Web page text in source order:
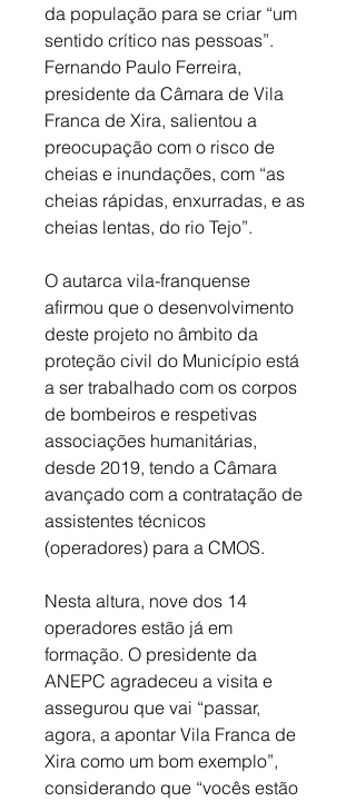
da população para se criar “um
sentido crítico nas pessoas”.
Fernando Paulo Ferreira,
presidente da Câmara de Vila
Franca de Xira, salientou a
preocupação com o risco de
cheias e inundações, com “as
cheias rápidas, enxurradas, e as
cheias lentas, do rio Tejo”.
O autarca vila-franquense
afirmou que o desenvolvimento
deste projeto no âmbito da
proteção civil do Município está
a ser trabalhado com os corpos
de bombeiros e respetivas
associações humanitárias,
desde 2019, tendo a Câmara
avançado com a contratação de
assistentes técnicos
(operadores) para a CMOS.
Nesta altura, nove dos 14
operadores estão já em
formação. O presidente da
ANEPC agradeceu a visita e
assegurou que vai “passar,
agora, a apontar Vila Franca de
Xira como um bom exemplo”,
considerando que “vocês estão